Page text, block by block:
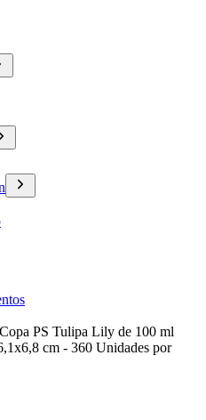
PS Tulipa Lily de 100 ml
cm - 360 Unidades por